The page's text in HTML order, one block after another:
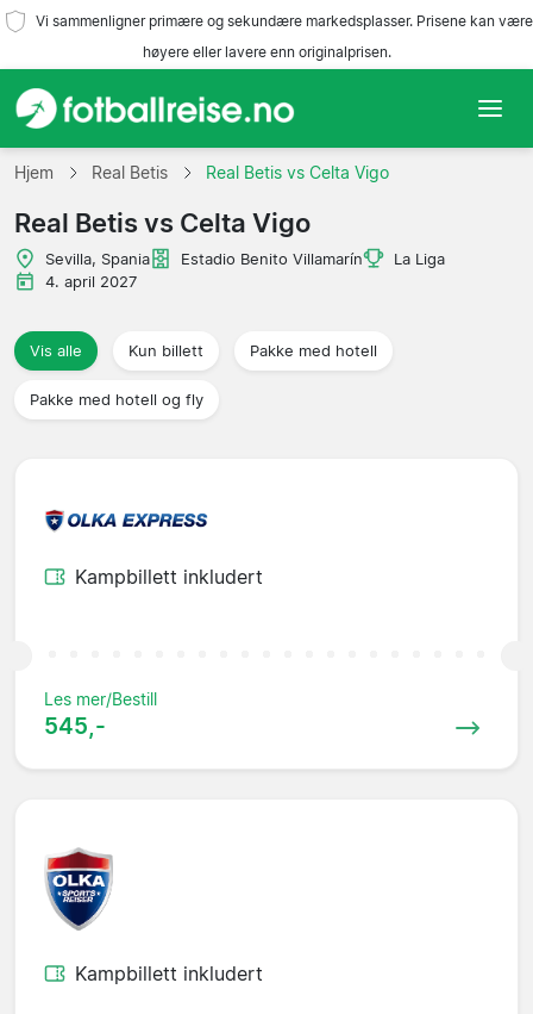
Vi sammenligner primære og sekundære markedsplasser. Prisene kan være
høyere eller lavere enn originalprisen.
Hjem
Lag
Ligaer
Reisebyråer
Hjem Real Betis Real Betis vs Celta Vigo
Real Betis vs Celta Vigo
Sevilla, Spania Estadio Benito Villamarín
La Liga
4. april 2027
Vis alle Kun billett Pakke med hotell
Pakke med hotell og fly
Kampbillett inkludert
Les mer/Bestill
545,-
Kampbillett inkludert